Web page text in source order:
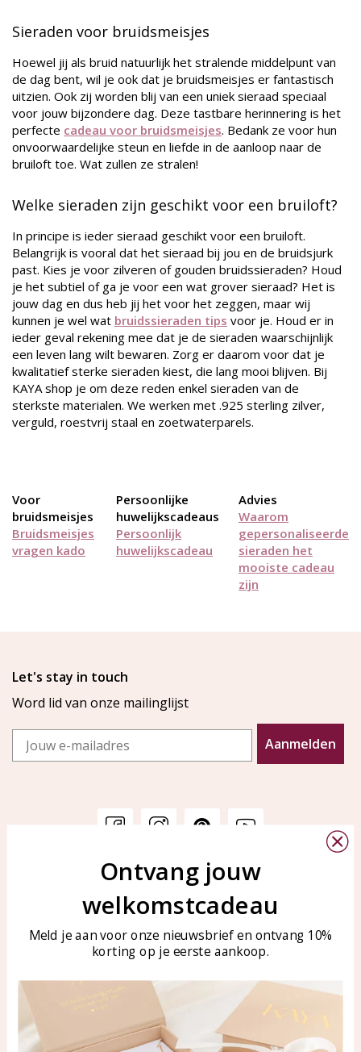
Sieraden voor bruidsmeisjes
Hoewel jij als bruid natuurlijk het stralende middelpunt van
de dag bent, wil je ook dat je bruidsmeisjes er fantastisch
uitzien. Ook zij worden blij van een uniek sieraad speciaal
voor jouw bijzondere dag. Deze tastbare herinnering is het
perfecte cadeau voor bruidsmeisjes. Bedank ze voor hun
onvoorwaardelijke steun en liefde in de aanloop naar de
bruiloft toe. Wat zullen ze stralen!
Welke sieraden zijn geschikt voor een bruiloft?
In principe is ieder sieraad geschikt voor een bruiloft.
Belangrijk is vooral dat het sieraad bij jou en de bruidsjurk
past. Kies je voor zilveren of gouden bruidssieraden? Houd
je het subtiel of ga je voor een wat grover sieraad? Het is
jouw dag en dus heb jij het voor het zeggen, maar wij
kunnen je wel wat bruidssieraden tips voor je. Houd er in
ieder geval rekening mee dat je de sieraden waarschijnlijk
een leven lang wilt bewaren. Zorg er daarom voor dat je
kwalitatief sterke sieraden kiest, die lang mooi blijven. Bij
KAYA shop je om deze reden enkel sieraden van de
sterkste materialen. We werken met .925 sterling zilver,
verguld, roestvrij staal en zoetwaterparels.
Voor
bruidsmeisjes
Bruidsmeisjes
vragen kado
Persoonlijke
huwelijkscadeaus
Persoonlijk
huwelijkscadeau
Advies
Waarom
gepersonaliseerde
sieraden het
mooiste cadeau
zijn
Let's stay in touch
Word lid van onze mailinglijst
Email
Aanmelden
Veelgestelde vragen
Sieraden onderhouden
KAYA Sieraden
Bellen of WhatsApp Ma-Vr
tussen 09:00-17:00
Tel: 0850003187
WhatsApp: 0850003187
klantenservice@kayasierade
Ontvang jouw
welkomstcadeau
Meld je aan voor onze nieuwsbrief en ontvang 10%
korting op je eerste aankoop.